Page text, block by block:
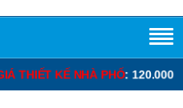
PHỐ: 120.000 – 220.000 VNĐ/